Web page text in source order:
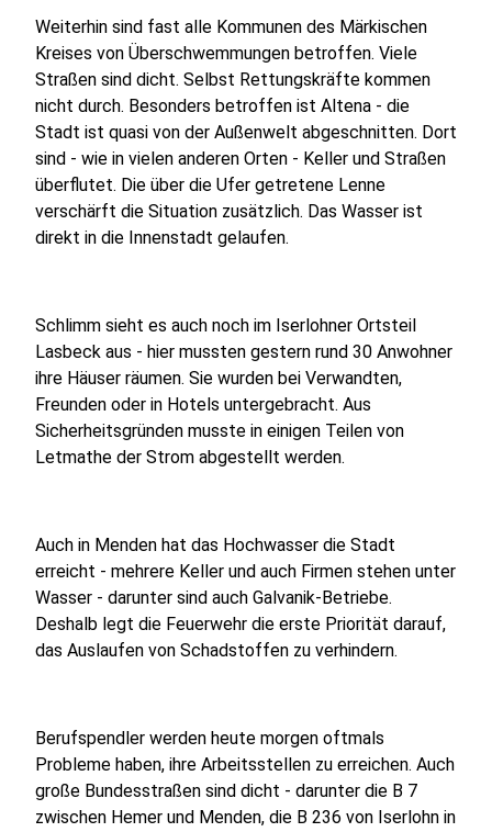
Weiterhin sind fast alle Kommunen des Märkischen
Kreises von Überschwemmungen betroffen. Viele
Straßen sind dicht. Selbst Rettungskräfte kommen
nicht durch. Besonders betroffen ist Altena - die
Stadt ist quasi von der Außenwelt abgeschnitten. Dort
sind - wie in vielen anderen Orten - Keller und Straßen
überflutet. Die über die Ufer getretene Lenne
verschärft die Situation zusätzlich. Das Wasser ist
direkt in die Innenstadt gelaufen.
Schlimm sieht es auch noch im Iserlohner Ortsteil
Lasbeck aus - hier mussten gestern rund 30 Anwohner
ihre Häuser räumen. Sie wurden bei Verwandten,
Freunden oder in Hotels untergebracht. Aus
Sicherheitsgründen musste in einigen Teilen von
Letmathe der Strom abgestellt werden.
Auch in Menden hat das Hochwasser die Stadt
erreicht - mehrere Keller und auch Firmen stehen unter
Wasser - darunter sind auch Galvanik-Betriebe.
Deshalb legt die Feuerwehr die erste Priorität darauf,
das Auslaufen von Schadstoffen zu verhindern.
Berufspendler werden heute morgen oftmals
Probleme haben, ihre Arbeitsstellen zu erreichen. Auch
große Bundesstraßen sind dicht - darunter die B 7
zwischen Hemer und Menden, die B 236 von Iserlohn in